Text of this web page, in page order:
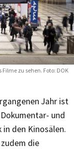
zu sehen. Foto: DOK
Jahr ist
und
den Kinosälen.
die